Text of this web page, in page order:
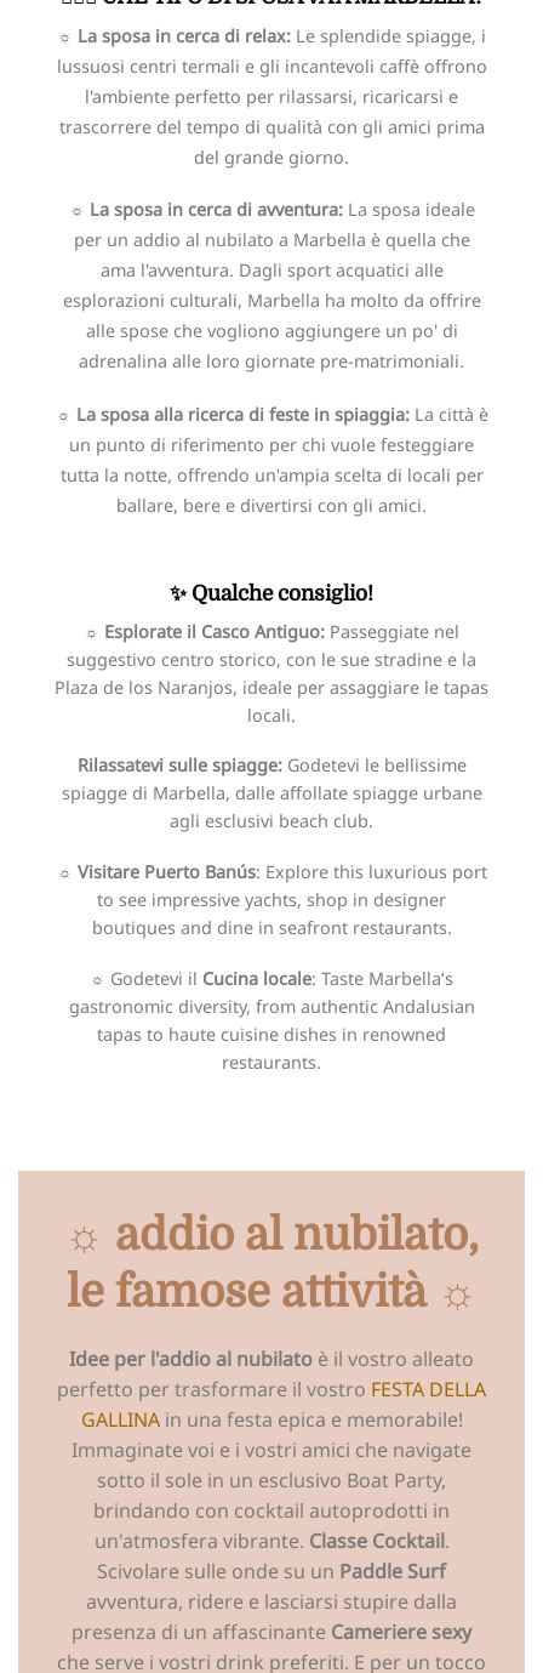
☼ La sposa in cerca di relax: Le splendide spiagge, i
lussuosi centri termali e gli incantevoli caffè offrono
l'ambiente perfetto per rilassarsi, ricaricarsi e
trascorrere del tempo di qualità con gli amici prima
del grande giorno.
☼ La sposa in cerca di avventura:La sposa ideale
per un addio al nubilato a Marbella è quella che
ama l'avventura. Dagli sport acquatici alle
esplorazioni culturali, Marbella ha molto da offrire
alle spose che vogliono aggiungere un po' di
adrenalina alle loro giornate pre-matrimoniali.
☼ La sposa alla ricerca di feste in spiaggia: La città è
un punto di riferimento per chi vuole festeggiare
tutta la notte, offrendo un'ampia scelta di locali per
ballare, bere e divertirsi con gli amici.
✨ Qualche consiglio!
☼ Esplorate il Casco Antiguo: Passeggiate nel
suggestivo centro storico, con le sue stradine e la
Plaza de los Naranjos, ideale per assaggiare le tapas
locali.
Rilassatevi sulle spiagge: Godetevi le bellissime
spiagge di Marbella, dalle affollate spiagge urbane
agli esclusivi beach club.
☼ Visitare Puerto Banús: Explore this luxurious port
to see impressive yachts, shop in designer
boutiques and dine in seafront restaurants.
☼ Godetevi il Cucina locale: Taste Marbella’s
gastronomic diversity, from authentic Andalusian
tapas to haute cuisine dishes in renowned
restaurants.
☼ addio al nubilato,
le famose attività ☼
Idee per l'addio al nubilato è il vostro alleato
perfetto per trasformare il vostro FESTA DELLA
GALLINAin una festa epica e memorabile!
Immaginate voi e i vostri amici che navigate
sotto il sole in un esclusivo Boat Party,
brindando con cocktail autoprodotti in
un'atmosfera vibrante. Classe Cocktail.
Scivolare sulle onde su un Paddle Surf
avventura, ridere e lasciarsi stupire dalla
presenza di un affascinante Cameriere sexy
che serve i vostri drink preferiti. E per un tocco